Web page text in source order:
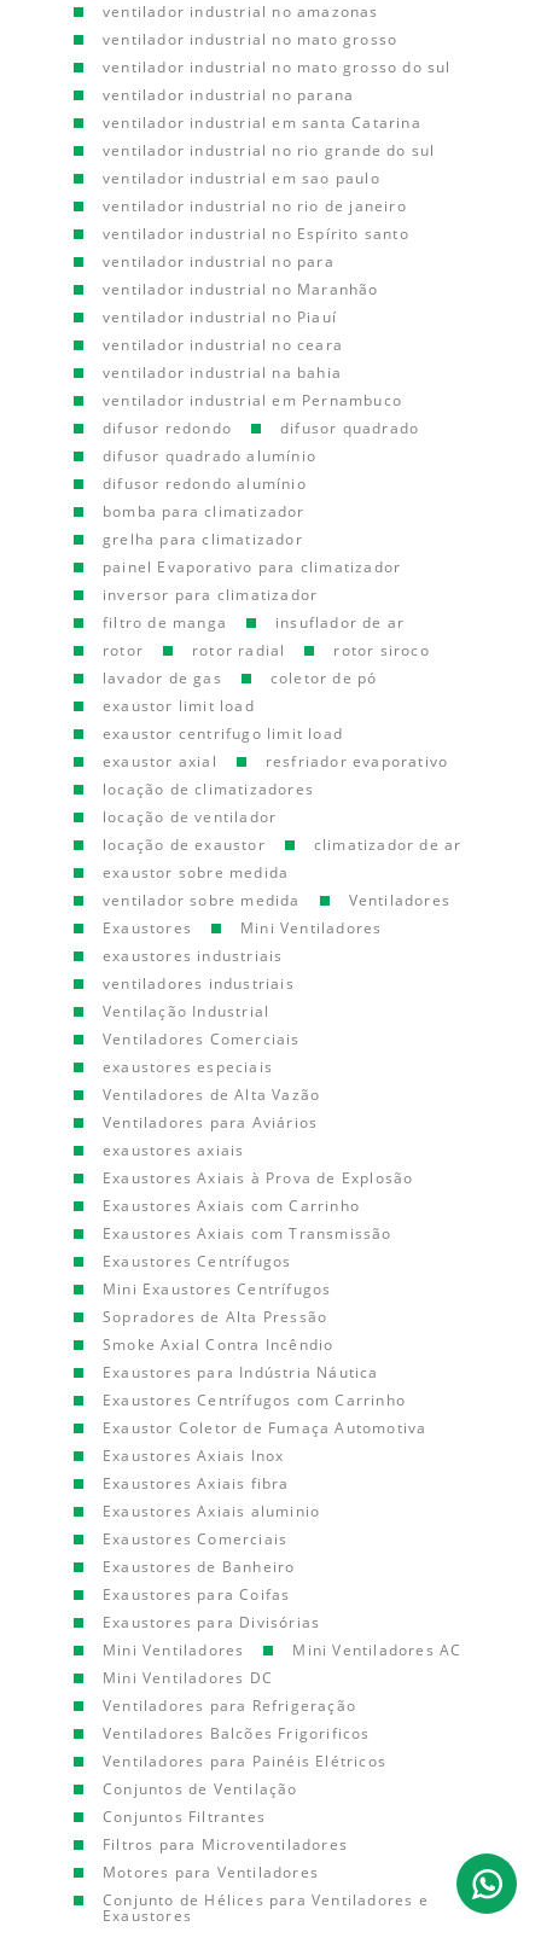
ventilador industrial no amazonas
ventilador industrial no mato grosso
ventilador industrial no mato grosso do sul
ventilador industrial no parana
ventilador industrial em santa Catarina
ventilador industrial no rio grande do sul
ventilador industrial em sao paulo
ventilador industrial no rio de janeiro
ventilador industrial no Espírito santo
ventilador industrial no para
ventilador industrial no Maranhão
ventilador industrial no Piauí
ventilador industrial no ceara
ventilador industrial na bahia
ventilador industrial em Pernambuco
difusor redondo
difusor quadrado
difusor quadrado alumínio
difusor redondo alumínio
bomba para climatizador
grelha para climatizador
painel Evaporativo para climatizador
inversor para climatizador
filtro de manga
insuflador de ar
rotor
rotor radial
rotor siroco
lavador de gas
coletor de pó
exaustor limit load
exaustor centrifugo limit load
exaustor axial
resfriador evaporativo
locação de climatizadores
locação de ventilador
locação de exaustor
climatizador de ar
exaustor sobre medida
ventilador sobre medida
Ventiladores
Exaustores
Mini Ventiladores
exaustores industriais
ventiladores industriais
Ventilação Industrial
Ventiladores Comerciais
exaustores especiais
Ventiladores de Alta Vazão
Ventiladores para Aviários
exaustores axiais
Exaustores Axiais à Prova de Explosão
Exaustores Axiais com Carrinho
Exaustores Axiais com Transmissão
Exaustores Centrífugos
Mini Exaustores Centrífugos
Sopradores de Alta Pressão
Smoke Axial Contra Incêndio
Exaustores para Indústria Náutica
Exaustores Centrífugos com Carrinho
Exaustor Coletor de Fumaça Automotiva
Exaustores Axiais Inox
Exaustores Axiais fibra
Exaustores Axiais aluminio
Exaustores Comerciais
Exaustores de Banheiro
Exaustores para Coifas
Exaustores para Divisórias
Mini Ventiladores
Mini Ventiladores AC
Mini Ventiladores DC
Ventiladores para Refrigeração
Ventiladores Balcões Frigorificos
Ventiladores para Painéis Elétricos
Conjuntos de Ventilação
Conjuntos Filtrantes
Filtros para Microventiladores
Motores para Ventiladores
Conjunto de Hélices para Ventiladores e
Exaustores